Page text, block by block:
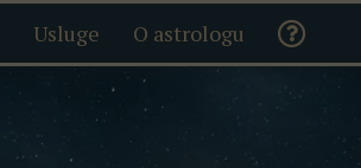
Usluge O astrologu